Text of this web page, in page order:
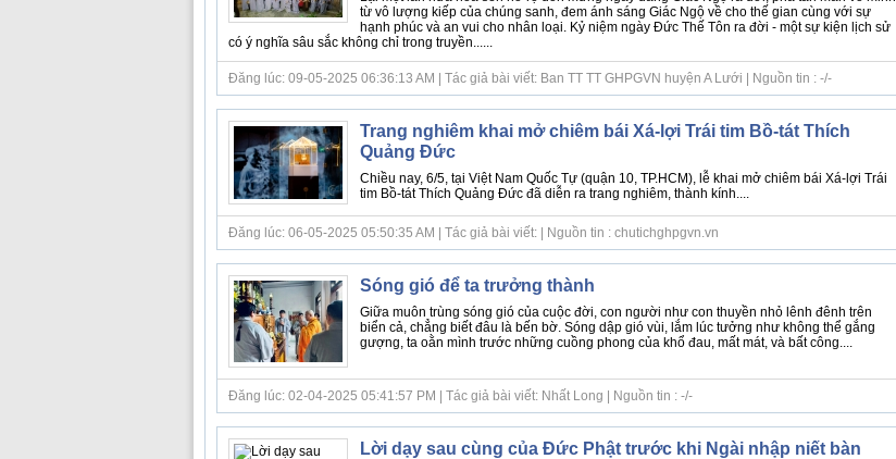
từ vô lượng kiếp của chúng sanh, đem ánh sáng Giác Ngộ về cho thế gian cùng với sự
hạnh phúc và an vui cho nhân loại. Kỷ niệm ngày Đức Thế Tôn ra đời - một sự kiện lịch sử
có ý nghĩa sâu sắc không chỉ trong truyền......
Đăng lúc: 09-05-2025 06:36:13 AM | Tác giả bài viết: Ban TT TT GHPGVN huyện A Lưới | Nguồn tin : -/-
Trang nghiêm khai mở chiêm bái Xá-lợi Trái tim Bồ-tát Thích
Quảng Đức
Chiều nay, 6/5, tại Việt Nam Quốc Tự (quận 10, TP.HCM), lễ khai mở chiêm bái Xá-lợi Trái
tim Bồ-tát Thích Quảng Đức đã diễn ra trang nghiêm, thành kính....
Đăng lúc: 06-05-2025 05:50:35 AM | Tác giả bài viết: | Nguồn tin : chutichghpgvn.vn
Sóng gió để ta trưởng thành
Giữa muôn trùng sóng gió của cuộc đời, con người như con thuyền nhỏ lênh đênh trên
biển cả, chẳng biết đâu là bến bờ. Sóng dập gió vùi, lắm lúc tưởng như không thể gắng
gượng, ta oằn mình trước những cuồng phong của khổ đau, mất mát, và bất công....
Đăng lúc: 02-04-2025 05:41:57 PM | Tác giả bài viết: Nhất Long | Nguồn tin : -/-
Lời dạy sau cùng của Đức Phật trước khi Ngài nhập niết bàn